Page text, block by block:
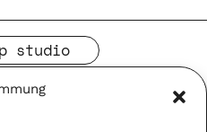
studio